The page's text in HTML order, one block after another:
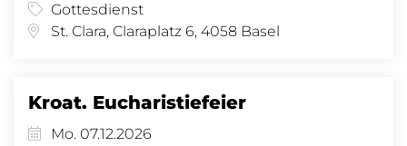
Gottesdienst
St. Clara, Claraplatz 6, 4058 Basel
Kroat. Eucharistiefeier
Mo. 07.12.2026